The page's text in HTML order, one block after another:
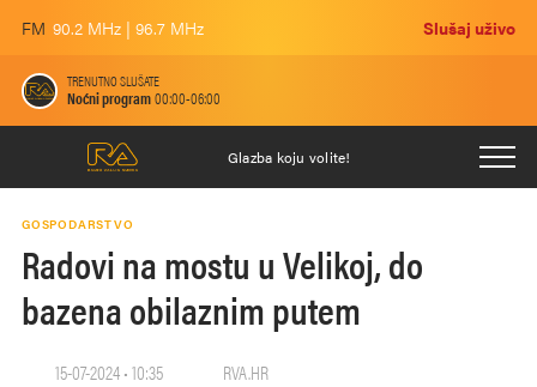
FM 90.2 MHz | 96.7 MHz Slušaj uživo
TRENUTNO SLUŠATE
Noćni program00:00-06:00
Glazba koju volite!
GOSPODARSTVO
Radovi na mostu u Velikoj, do
bazena obilaznim putem
15-07-2024 • 10:35 RVA.HR